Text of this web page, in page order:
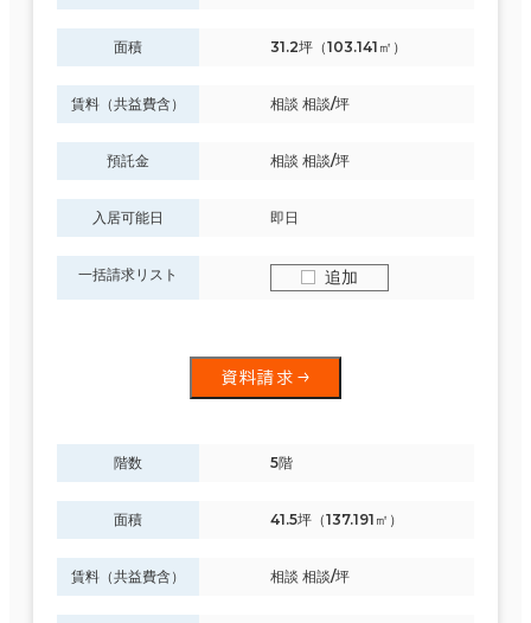
面積 31.2坪（103.141㎡）
賃料（共益費含） 相談 相談/坪
預託金 相談 相談/坪
入居可能日 即日
一括請求リスト 追加
資料請求
階数 5階
面積 41.5坪（137.191㎡）
賃料（共益費含） 相談 相談/坪